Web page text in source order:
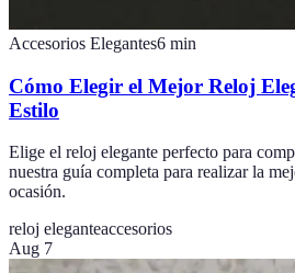
Accesorios Elegantes6 min
Cómo Elegir el Mejor Reloj
Estilo
Elige el reloj elegante perfecto para
nuestra guía completa para realizar la
ocasión.
reloj eleganteaccesorios
Aug 7